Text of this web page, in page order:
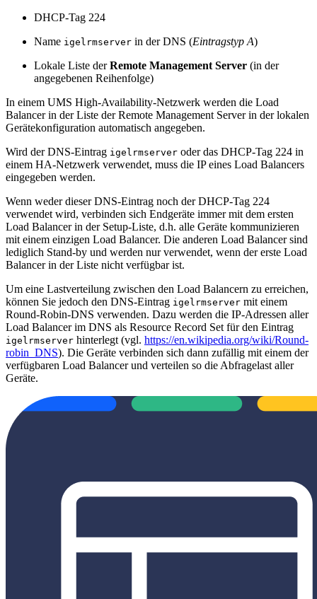
DHCP-Tag 224
Name igelrmserver in der DNS (Eintragstyp A)
Lokale Liste derRemote Management Server (in der
angegebenen Reihenfolge)
In einem UMS High-Availability-Netzwerk werden die Load
Balancer in der Liste der Remote Management Server in der lokalen
Gerätekonfiguration automatisch angegeben.
Wird der DNS-Eintrag igelrmserver oder das DHCP-Tag 224 in
einem HA-Netzwerk verwendet, muss die IP eines Load Balancers
eingegeben werden.
Wenn weder dieser DNS-Eintrag noch der DHCP-Tag 224
verwendet wird, verbinden sich Endgeräte immer mit dem ersten
Load Balancer in der Setup-Liste, d.h. alle Geräte kommunizieren
mit einem einzigen Load Balancer. Die anderen Load Balancer sind
lediglich Stand-by und werden nur verwendet, wenn der erste Load
Balancer in der Liste nicht verfügbar ist.
Um eine Lastverteilung zwischen den Load Balancern zu erreichen,
können Sie jedoch den DNS-Eintrag igelrmserver mit einem
Round-Robin-DNS verwenden. Dazu werden die IP-Adressen aller
Load Balancer im DNS als Resource Record Set für den Eintrag
igelrmserver hinterlegt (vgl. https://en.wikipedia.org/wiki/Round-
robin_DNS). Die Geräte verbinden sich dann zufällig mit einem der
verfügbaren Load Balancer und verteilen so die Abfragelast aller
Geräte.